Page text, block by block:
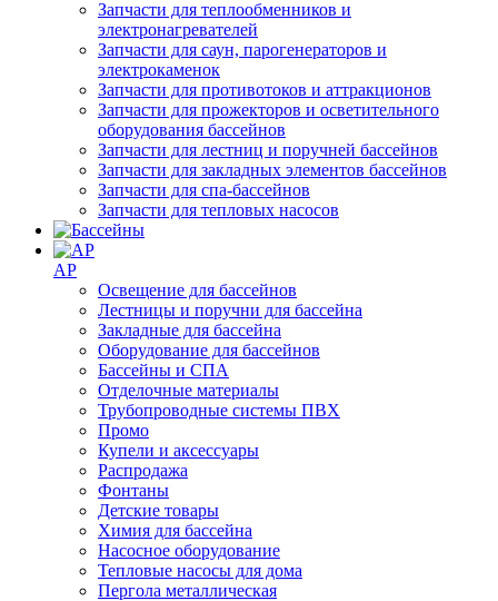
Запчасти для теплообменников и
электронагревателей
Запчасти для саун, парогенераторов и
электрокаменок
Запчасти для противотоков и аттракционов
Запчасти для прожекторов и осветительного
оборудования бассейнов
Запчасти для лестниц и поручней бассейнов
Запчасти для закладных элементов бассейнов
Запчасти для спа-бассейнов
Запчасти для тепловых насосов
AP
Освещение для бассейнов
Лестницы и поручни для бассейна
Закладные для бассейна
Оборудование для бассейнов
Бассейны и СПА
Отделочные материалы
Трубопроводные системы ПВХ
Промо
Купели и аксессуары
Распродажа
Фонтаны
Детские товары
Химия для бассейна
Насосное оборудование
Тепловые насосы для дома
Пергола металлическая